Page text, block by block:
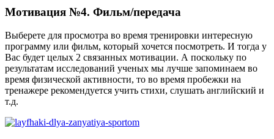
Мотивация №4. Фильм/передача
Выберете для просмотра во время тренировки интересную
программу или фильм, который хочется посмотреть. И тогда у
Вас будет целых 2 связанных мотивации. А поскольку по
результатам исследований ученых мы лучше запоминаем во
время физической активности, то во время пробежки на
тренажере рекомендуется учить стихи, слушать английский и
т.д.